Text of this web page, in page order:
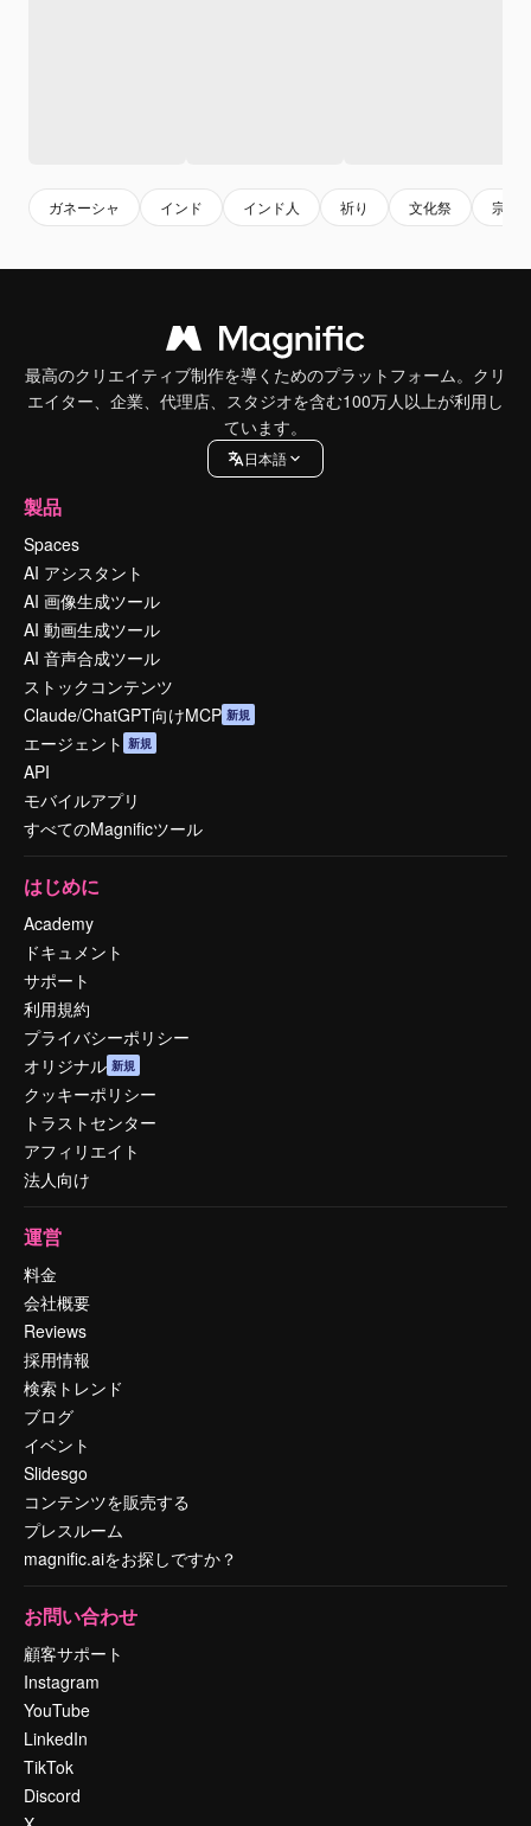
ガネーシャ インド インド人 祈り 文化祭 宗教
最高のクリエイティブ制作を導くためのプラットフォーム。クリ
エイター、企業、代理店、スタジオを含む100万人以上が利用し
ています。
日本語
製品
Spaces
AI アシスタント
AI 画像生成ツール
AI 動画生成ツール
AI 音声合成ツール
ストックコンテンツ
Claude/ChatGPT向けMCP 新規
エージェント 新規
API
モバイルアプリ
すべてのMagnificツール
はじめに
Academy
ドキュメント
サポート
利用規約
プライバシーポリシー
オリジナル 新規
クッキーポリシー
トラストセンター
アフィリエイト
法人向け
運営
料金
会社概要
Reviews
採用情報
検索トレンド
ブログ
イベント
Slidesgo
コンテンツを販売する
プレスルーム
magnific.aiをお探しですか？
お問い合わせ
顧客サポート
Instagram
YouTube
LinkedIn
TikTok
Discord